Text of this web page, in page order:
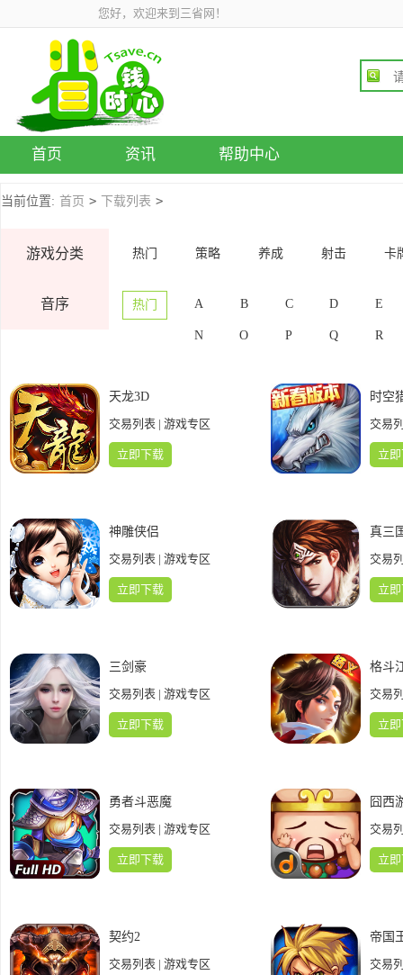
您好，欢迎来到三省网！
首页 资讯 帮助中心
当前位置: 首页 > 下载列表 >
游戏分类 热门 策略 养成 射击 卡
音序 热门 A B C D E
N O P Q R
天龙3D
交易列表 | 游戏专区
立即下载
时空
交易
立
神雕侠侣
交易列表 | 游戏专区
立即下载
真三
交易
立
三剑豪
交易列表 | 游戏专区
立即下载
格斗
交易
立
勇者斗恶魔
交易列表 | 游戏专区
立即下载
囧西
交易
立
契约2
交易列表 | 游戏专区
帝国
交易